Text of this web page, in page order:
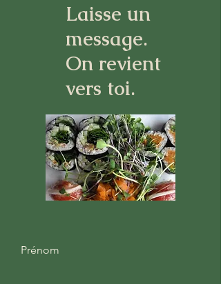
Laisse un
message.
On revient
vers toi.
Prénom